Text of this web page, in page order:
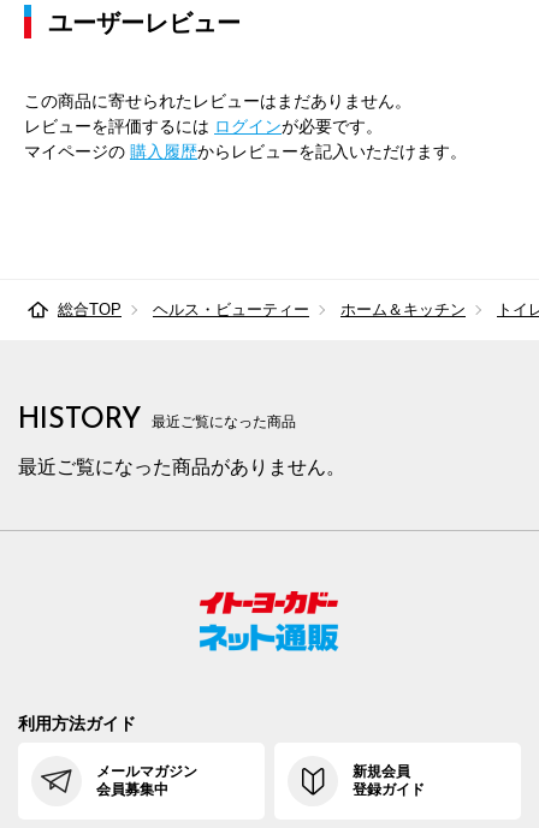
ユーザーレビュー
この商品に寄せられたレビューはまだありません。
レビューを評価するには ログインが必要です。
マイページの 購入履歴からレビューを記入いただけます。
総合TOP ヘルス・ビューティー ホーム＆キッチン トイ
HISTORY 最近ご覧になった商品
最近ご覧になった商品がありません。
利用方法ガイド
メールマガジン
会員募集中
新規会員
登録ガイド